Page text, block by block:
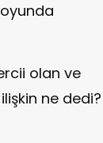
olan ve
ne dedi?